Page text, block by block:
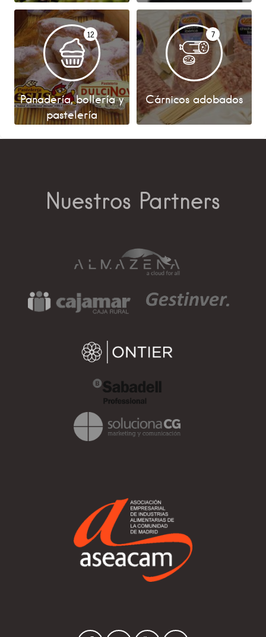
12
Panadería, bollería y
pastelería
7
Cárnicos adobados
Nuestros Partners